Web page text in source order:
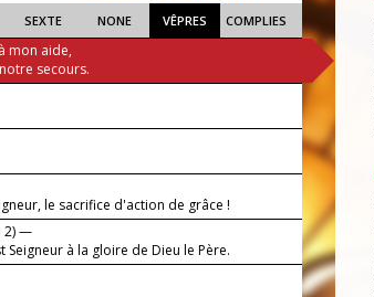
SEXTE NONE VÊPRES COMPLIES
mon aide,
secours.
le sacrifice d'action de grâce !
2) —
Seigneur à la gloire de Dieu le Père.